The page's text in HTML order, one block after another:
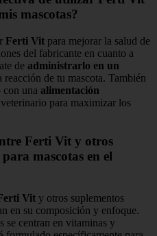
mascotas?
Ferti Vit para mejorar la salud de
del fabricante en cuanto a
de administrarlo en un
reacción de tu mascota. También
con una alimentación
para maximizar los
Ferti Vit y otros
mascotas en el
Vit y otros suplementos
en su composición y enfoque.
se centran en vitaminas y